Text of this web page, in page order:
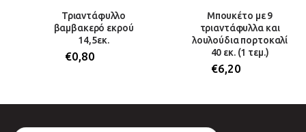
Τριαντάφυλλο
βαμβακερό εκρού
14,5εκ.
€0,80
Μπουκέτο με 9
τριαντάφυλλα και
λουλούδια πορτοκαλί
40 εκ. (1 τεμ.)
€6,20